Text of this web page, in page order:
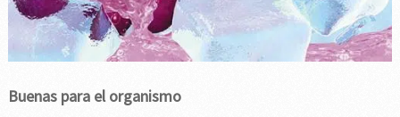
Buenas para el organismo